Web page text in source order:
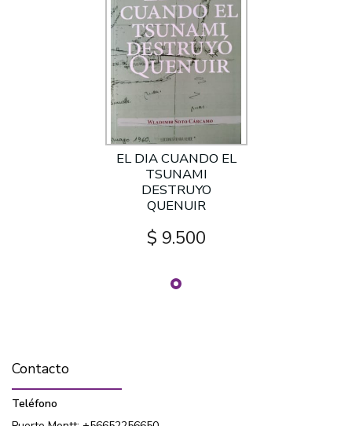
EL DIA CUANDO EL
TSUNAMI
DESTRUYO
QUENUIR
$ 9.500
Contacto
Teléfono